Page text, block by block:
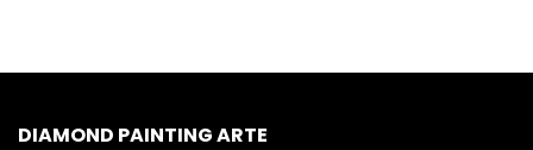
DIAMOND PAINTING ARTE